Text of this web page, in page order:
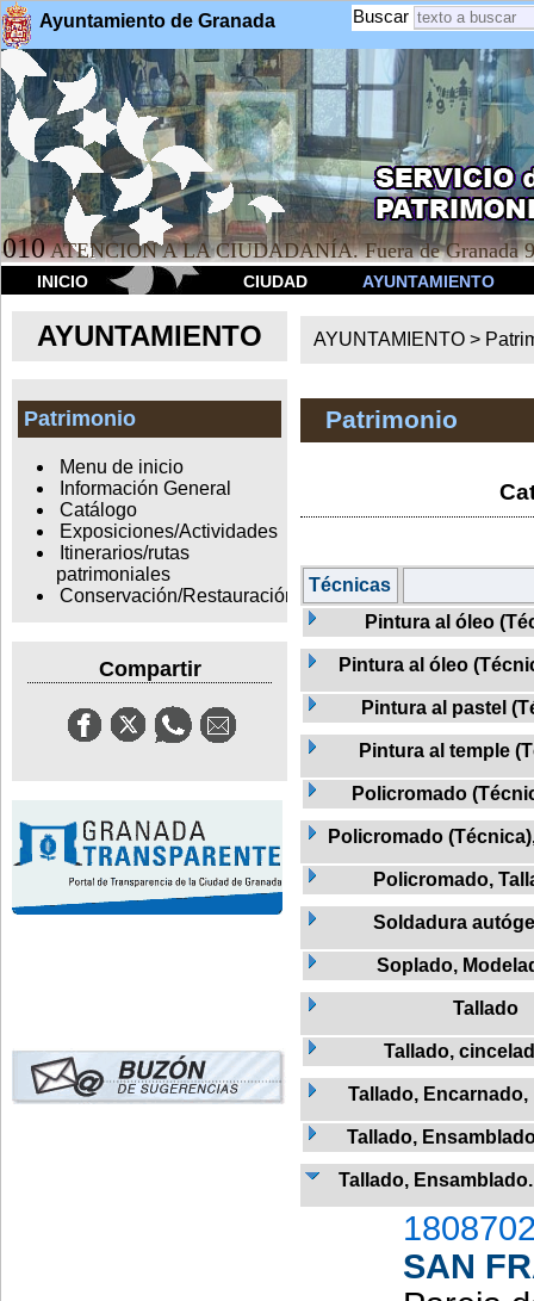
Ayuntamiento de Granada Buscar
010 ATENCION A LA CIUDADANÍA. Fuera de Granada
INICIO CIUDAD AYUNTAMIENTO
AYUNTAMIENTO
Patrimonio
Menu de inicio
Información General
Catálogo
Exposiciones/Actividades
Itinerarios/rutas
patrimoniales
Conservación/Restauración
Compartir
AYUNTAMIENTO >
Patrimonio
Técnicas
Pintura al óleo
Pintura al óleo
Pintura al pastel
Pintura al temple
Policromado
Policromado
Policromado,
Soldadura
Soplado,
Tallado
Tallado,
Tallado,
Tallado,
Tallado,
SAN